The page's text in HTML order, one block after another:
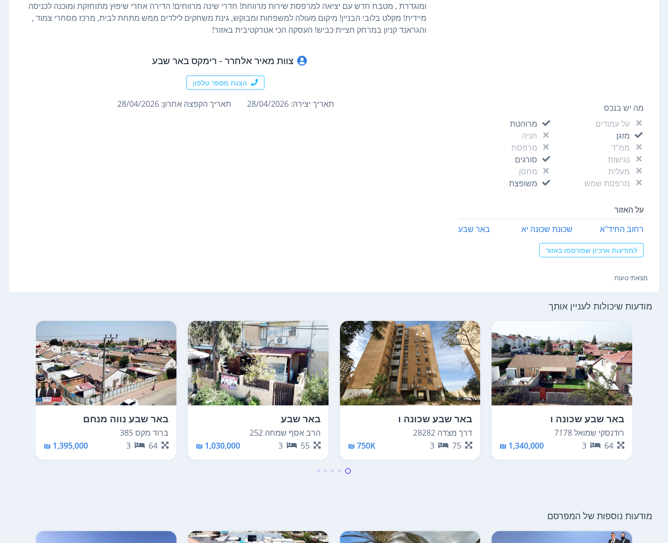
מה יש בנכס
על עמודים
מרוהטת
מזגן
חניה
ממ"ד
מרפסת
נגישות
סורגים
מעלית
מחסן
מרפסת שמש
משופצת
על האזור
רחוב החיד"א שכונת שכונה יא באר שבע
למודעות ארכיון שפורסמו באזור
ומוגדרת , מטבח חדש עם יציאה למרפסת שירות מרווחת! חדרי שינה מרווחים! הדירה אחרי שיפוץ מתוחזקת ומוכנה לכניסה
מיידית! מקלט בלובי הבניין! מיקום מעולה למשפחות ומבוקש, גינת משחקים לילדים ממש מתחת לבית, מרכז מסחרי צמוד ,
והגראנד קניון במרחק חציית כביש! העסקה הכי אטרקטיבית באזור!
צוות מאיר אלחרר - רימקס באר שבע
הצגת מספר טלפון
תאריך יצירה: 28/04/2026 תאריך הקפצה אחרון: 28/04/2026
מצאתי טעות
מודעות שיכולות לעניין אותך
באר שבע שכונה ו
רודנסקי שמואל 7178
64
3
1,340,000 ₪
באר שבע שכונה ו
דרך מצדה 28282
75
3
750K ₪
באר שבע
הרב אסף שמחה 252
55
3
1,030,000 ₪
באר שבע נווה מנחם
ברוד מקס 385
64
3
1,395,000 ₪
מודעות נוספות של המפרסם